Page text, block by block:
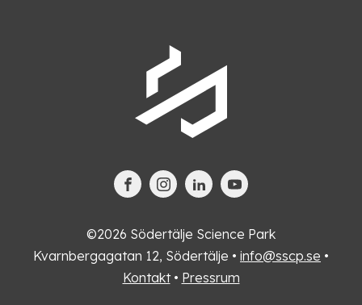
©2026 Södertälje Science Park
Kvarnbergagatan 12, Södertälje • info@sscp.se •
Kontakt• Pressrum